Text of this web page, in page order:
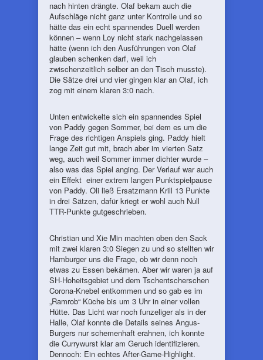
nach hinten drängte. Olaf bekam auch die
Aufschläge nicht ganz unter Kontrolle und so
hätte das ein echt spannendes Duell werden
können – wenn Loy nicht stark nachgelassen
hätte (wenn ich den Ausführungen von Olaf
glauben schenken darf, weil ich
zwischenzeitlich selber an den Tisch musste).
Die Sätze drei und vier gingen klar an Olaf, ich
zog mit einem klaren 3:0 nach.
Unten entwickelte sich ein spannendes Spiel
von Paddy gegen Sommer, bei dem es um die
Frage des richtigen Anspiels ging. Paddy hielt
lange Zeit gut mit, brach aber im vierten Satz
weg, auch weil Sommer immer dichter wurde –
also was das Spiel anging. Der Verlauf war auch
ein Effekt einer extrem langen Punktspielpause
von Paddy. Oli ließ Ersatzmann Krill 13 Punkte
in drei Sätzen, dafür kriegt er wohl auch Null
TTR-Punkte gutgeschrieben.
Christian und Xie Min machten oben den Sack
mit zwei klaren 3:0 Siegen zu und so stellten wir
Hamburger uns die Frage, ob wir denn noch
etwas zu Essen bekämen. Aber wir waren ja auf
SH-Hoheitsgebiet und dem Tschentscherschen
Corona-Knebel entkommen und so gab es im
„Ramrob“ Küche bis um 3 Uhr in einer vollen
Hütte. Das Licht war noch funzeliger als in der
Halle, Olaf konnte die Details seines Angus-
Burgers nur schemenhaft erahnen, ich konnte
die Currywurst klar am Geruch identifizieren.
Dennoch: Ein echtes After-Game-Highlight.